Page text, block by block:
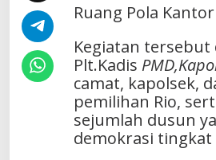
6
Ruang Pola
Kegiatan tersebut
Plt.Kadis
camat, kapolsek,
pemilihan Rio,
sejumlah dusun
demokrasi